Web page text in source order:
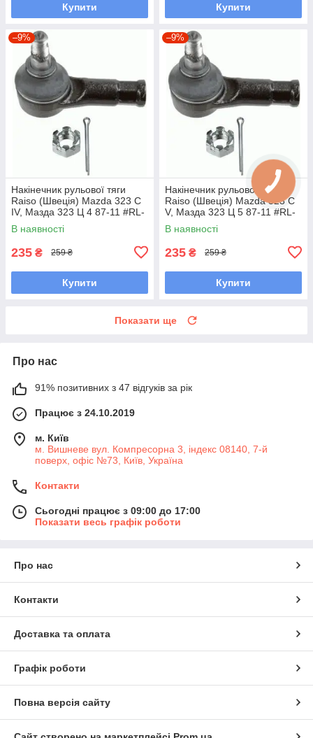
Купити Купити
–9%
Накінечник рульової тяги
Raiso (Швеція) Mazda 323 C
IV, Мазда 323 Ц 4 87-11 #RL-
232280M UAVIMGB7
В наявності
235 ₴ 259 ₴
Купити
–9%
Накінечник рульової тяги
Raiso (Швеція) Mazda 323 C
V, Мазда 323 Ц 5 87-11 #RL-
232280M UAJBYUV7
В наявності
235 ₴ 259 ₴
Купити
Показати ще
Про нас
91% позитивних з 47 відгуків за рік
Працює з 24.10.2019
м. Київ
м. Вишневе вул. Компресорна 3, індекс 08140, 7-й
поверх, офіс №73, Київ, Україна
Контакти
Сьогодні працює з 09:00 до 17:00
Показати весь графік роботи
Про нас
Контакти
Доставка та оплата
Графік роботи
Повна версія сайту